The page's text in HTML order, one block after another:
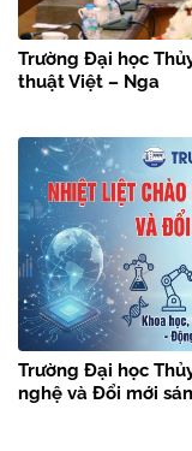
Trường Đại học
thuật Việt – Nga
Trường Đại học
nghệ và Đổi mới